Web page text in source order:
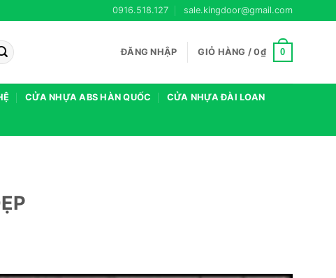
0916.518.127 sale.kingdoor@gmail.com
ĐĂNG NHẬP GIỎ HÀNG /0₫ 0
CỬA NHỰA ABS HÀN QUỐC CỬA NHỰA ĐÀI LOAN